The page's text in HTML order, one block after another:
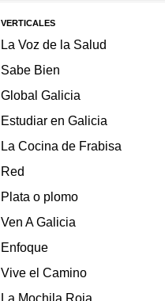
VERTICALES
La Voz de la Salud
Sabe Bien
Global Galicia
Estudiar en Galicia
La Cocina de Frabisa
Red
Plata o plomo
Ven A Galicia
Enfoque
Vive el Camino
La Mochila Roja